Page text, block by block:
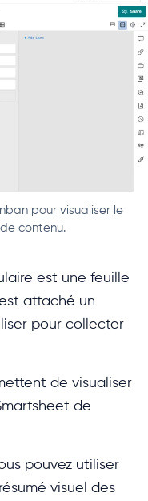
pour visualiser le
contenu.
est une feuille
attaché un
pour collecter
de visualiser
de
pouvez utiliser
visuel des